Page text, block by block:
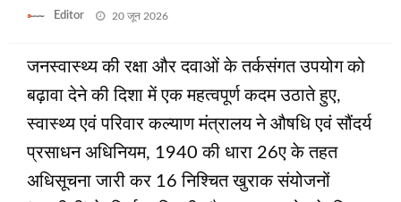
Editor
Posted
20 जून 2026
जनस्वास्थ्य की रक्षा और दवाओं के तर्कसंगत उपयोग को
बढ़ावा देने की दिशा में एक महत्वपूर्ण कदम उठाते हुए,
स्वास्थ्य एवं परिवार कल्याण मंत्रालय ने औषधि एवं सौंदर्य
प्रसाधन अधिनियम, 1940 की धारा 26ए के तहत
अधिसूचना जारी कर 16 निश्चित खुराक संयोजनों